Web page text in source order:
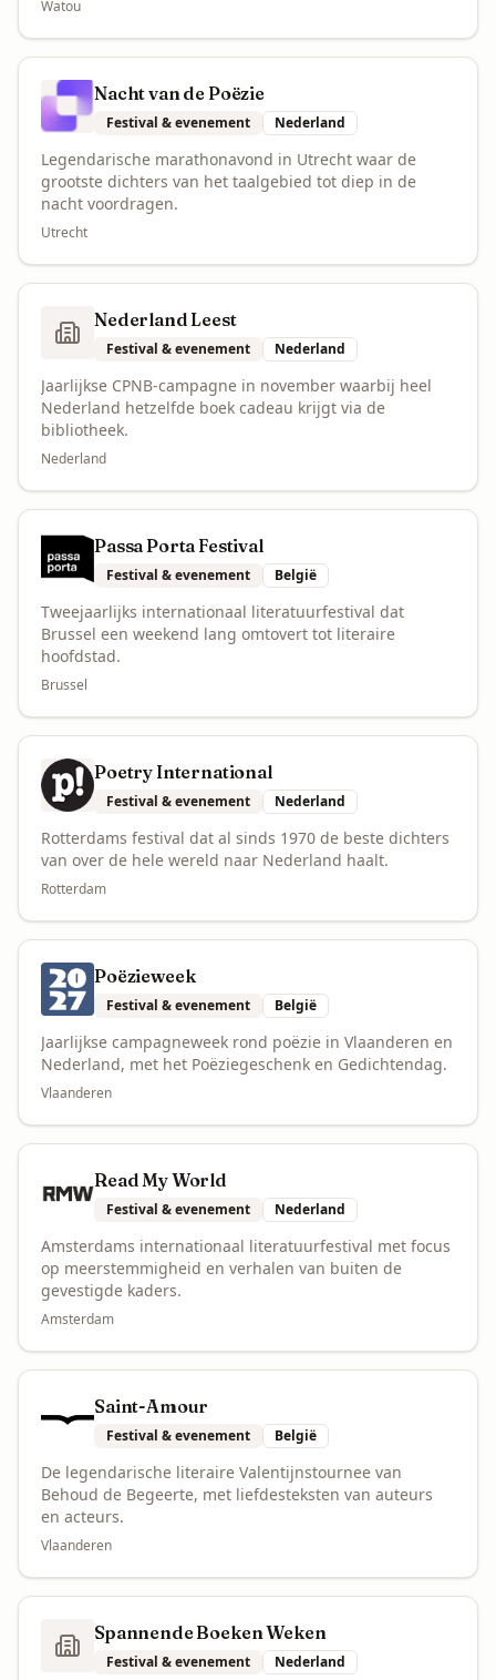
Watou
Nacht van de Poëzie
Festival & evenement Nederland
Legendarische marathonavond in Utrecht waar de
grootste dichters van het taalgebied tot diep in de
nacht voordragen.
Utrecht
Nederland Leest
Festival & evenement Nederland
Jaarlijkse CPNB-campagne in november waarbij heel
Nederland hetzelfde boek cadeau krijgt via de
bibliotheek.
Nederland
Passa Porta Festival
Festival & evenement België
Tweejaarlijks internationaal literatuurfestival dat
Brussel een weekend lang omtovert tot literaire
hoofdstad.
Brussel
Poetry International
Festival & evenement Nederland
Rotterdams festival dat al sinds 1970 de beste dichters
van over de hele wereld naar Nederland haalt.
Rotterdam
Poëzieweek
Festival & evenement België
Jaarlijkse campagneweek rond poëzie in Vlaanderen en
Nederland, met het Poëziegeschenk en Gedichtendag.
Vlaanderen
Read My World
Festival & evenement Nederland
Amsterdams internationaal literatuurfestival met focus
op meerstemmigheid en verhalen van buiten de
gevestigde kaders.
Amsterdam
Saint-Amour
Festival & evenement België
De legendarische literaire Valentijnstournee van
Behoud de Begeerte, met liefdesteksten van auteurs
en acteurs.
Vlaanderen
Spannende Boeken Weken
Festival & evenement Nederland